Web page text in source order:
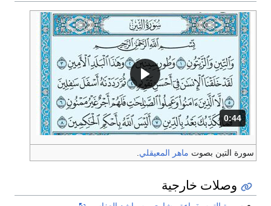
المدة: 44 ثانية.
0:44
سورة التين بصوت ماهر المعيقلي.
وصلات خارجية